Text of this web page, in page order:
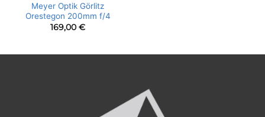
Meyer Optik Görlitz
Orestegon 200mm f/4
169,00 €